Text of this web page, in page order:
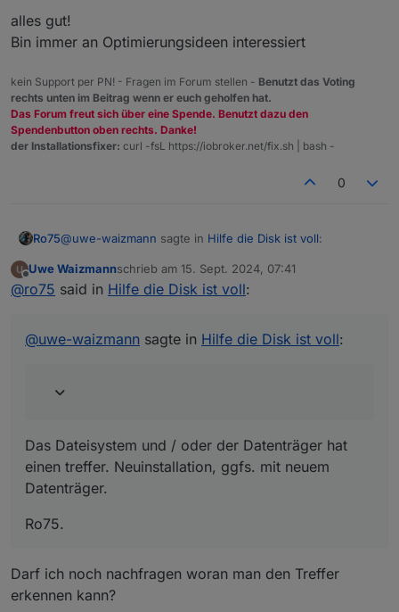
alles gut!
Bin immer an Optimierungsideen interessiert
kein Support per PN! - Fragen im Forum stellen - Benutzt das Voting
rechts unten im Beitrag wenn er euch geholfen hat.
Das Forum freut sich über eine Spende. Benutzt dazu den
Spendenbutton oben rechts. Danke!
der Installationsfixer: curl -fsL https://iobroker.net/fix.sh | bash -
0
Ro75@uwe-waizmann sagte in Hilfe die Disk ist voll:
[Sat Sep 14 15:59:26 2024] EXT4-fs (sda2): 5
treffer. Neuinstallation, ggfs. mit neuem Datenträger.
Offline
Uwe Waizmannschrieb am 15. Sept. 2024, 07:41
zuletzt editiert von
@ro75 said in Hilfe die Disk ist voll:
@uwe-waizmann sagte in Hilfe die Disk ist voll:
Das Dateisystem und / oder der Datenträger hat
einen treffer. Neuinstallation, ggfs. mit neuem
Datenträger.
Ro75.
Darf ich noch nachfragen woran man den Treffer
erkennen kann?